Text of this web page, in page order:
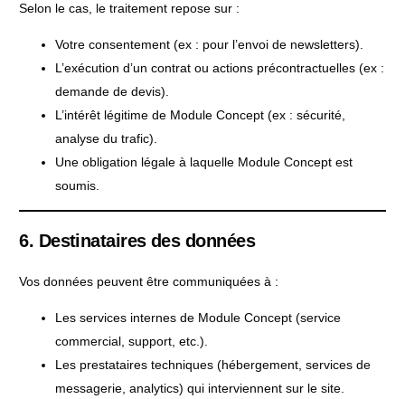
Selon le cas, le traitement repose sur :
Votre consentement (ex : pour l’envoi de newsletters).
L’exécution d’un contrat ou actions précontractuelles (ex :
demande de devis).
L’intérêt légitime de Module Concept (ex : sécurité,
analyse du trafic).
Une obligation légale à laquelle Module Concept est
soumis.
6. Destinataires des données
Vos données peuvent être communiquées à :
Les services internes de Module Concept (service
commercial, support, etc.).
Les prestataires techniques (hébergement, services de
messagerie, analytics) qui interviennent sur le site.